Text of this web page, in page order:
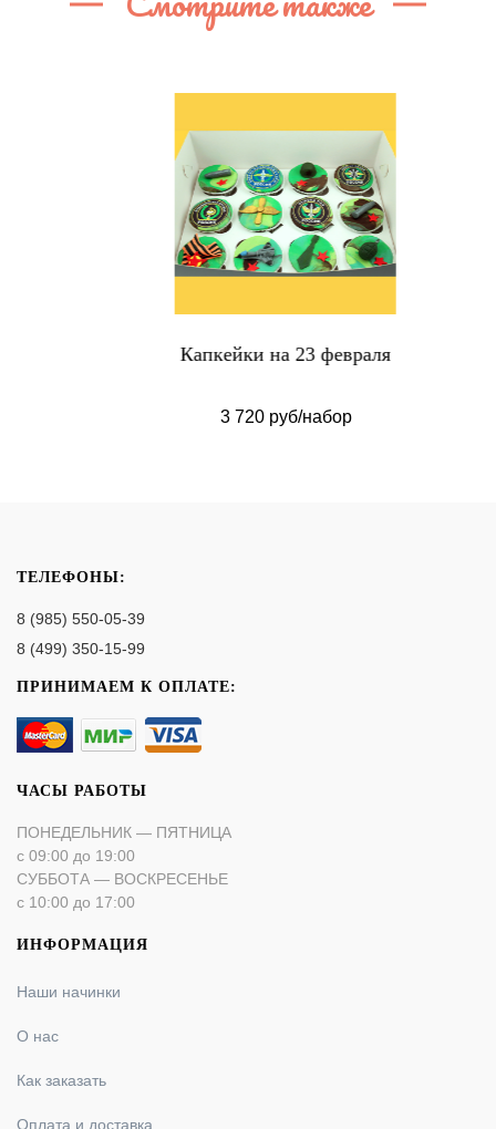
Капкейки на 23 февраля
3 720 руб/набор
ТЕЛЕФОНЫ:
8 (985) 550-05-39
8 (499) 350-15-99
ПРИНИМАЕМ К ОПЛАТЕ:
ЧАСЫ РАБОТЫ
ПОНЕДЕЛЬНИК — ПЯТНИЦА
с 09:00 до 19:00
СУББОТА — ВОСКРЕСЕНЬЕ
с 10:00 до 17:00
ИНФОРМАЦИЯ
Наши начинки
О нас
Как заказать
Оплата и доставка